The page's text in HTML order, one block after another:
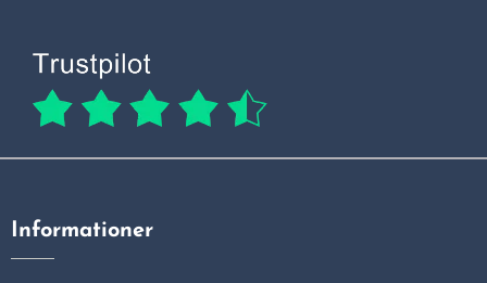
Informationer